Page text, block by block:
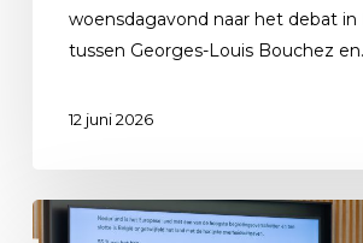
woensdagavond naar het debat in
tussen Georges-Louis Bouchez
12 juni 2026